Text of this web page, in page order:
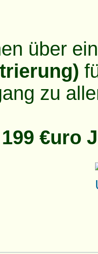
über
zu
199 €uro